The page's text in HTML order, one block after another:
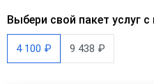
Выбери свой пакет услуг
4 100 ₽ 9 438 ₽